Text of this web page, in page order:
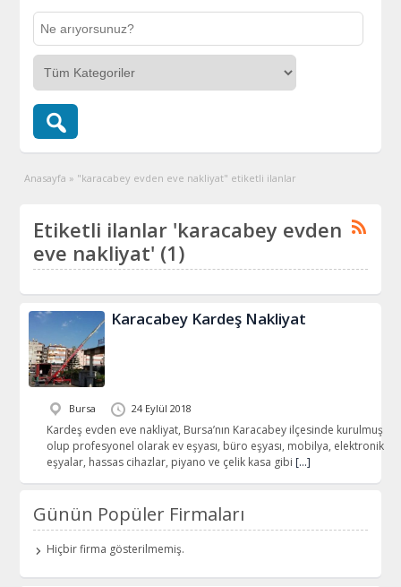
Anasayfa » "karacabey evden eve nakliyat" etiketli ilanlar
Etiketli ilanlar 'karacabey evden
eve nakliyat' (1)
Karacabey Kardeş Nakliyat
Bursa 24 Eylül 2018
Kardeş evden eve nakliyat, Bursa’nın Karacabey ilçesinde kurulmuş
olup profesyonel olarak ev eşyası, büro eşyası, mobilya, elektronik
eşyalar, hassas cihazlar, piyano ve çelik kasa gibi […]
Günün Popüler Firmaları
Hiçbir firma gösterilmemiş.